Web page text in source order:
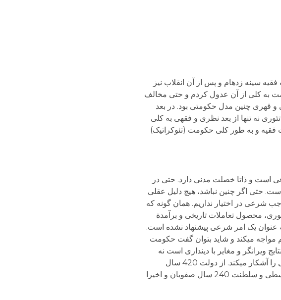
سینه زده­ام و پس از آن انقلاب نیز
به کلی از آن عدول کردم و حتی مخالف
و قهری چنین مدل حکومتی بود. در بعد
نه تنها از بعد نظری و فقهی به کلی
فقیه و به طور کلی حکومت (تئوکراتیک)
است و ذاتا خصلت مدنی دارد. حتی در
حتی اگر چنین نباشد، هیچ دلیل عقلی
شرعی در اختیار نداریم. همان گونه که
محصول تعاملات تاریخی و برآمدة
عنوان یک امر شرعی پیشنهاد نشده است.
مواجه می­کند و شاید بتوان گفت حکومت
ویرانگر و مغایر با دینداری است نه
تمام آنها. سرنوشت تمام نظام­های دینی تاریخ، به شکل عینی و تجربی، پیامدهای نظام­های سیاسی مذهبی را آشکار می­کند. از دولت 420 سال
ساسانیان بگیرید تا امپراتوری الهی (به تعبیر سن اگوستین: «مدینه الهی») 1000 ساله مسیحی قرون وسطی و سلطنت 240 سال صفویان و اخیرا